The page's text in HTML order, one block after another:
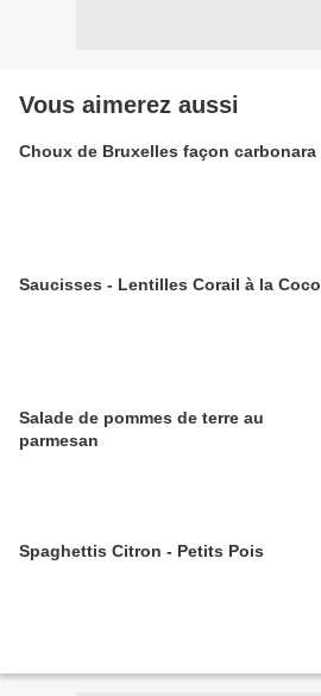
Vous aimerez aussi
Choux de Bruxelles façon carbonara
Saucisses - Lentilles Corail à la Coco
Salade de pommes de terre au
parmesan
Spaghettis Citron - Petits Pois